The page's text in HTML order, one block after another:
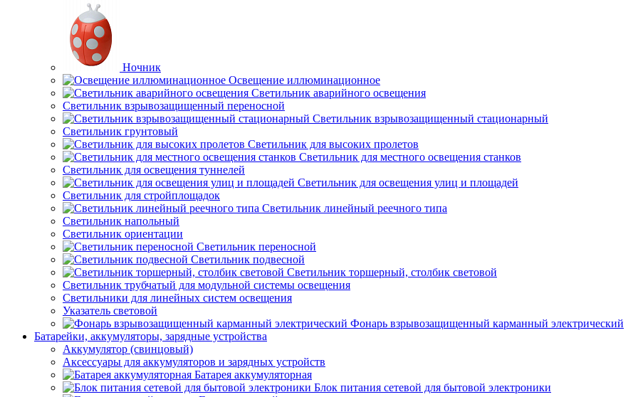
Ночник
Освещение иллюминационное
Светильник аварийного освещения
Светильник взрывозащищенный переносной
Светильник взрывозащищенный стационарный
Светильник грунтовый
Светильник для высоких пролетов
Светильник для местного освещения станков
Светильник для освещения туннелей
Светильник для освещения улиц и площадей
Светильник для стройплощадок
Светильник линейный реечного типа
Светильник напольный
Светильник ориентации
Светильник переносной
Светильник подвесной
Светильник торшерный, столбик световой
Светильник трубчатый для модульной системы освещения
Светильники для линейных систем освещения
Указатель световой
Фонарь взрывозащищенный карманный электрический
Батарейки, аккумуляторы, зарядные устройства
Аккумулятор (свинцовый)
Аксессуары для аккумуляторов и зарядных устройств
Батарея аккумуляторная
Блок питания сетевой для бытовой электроники